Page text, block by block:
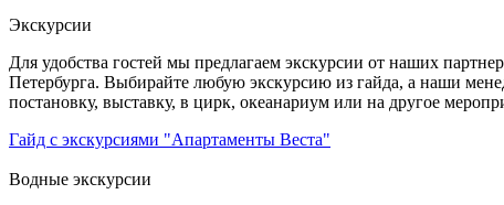
Экскурсии
Для удобства гостей мы предлагаем экскурсии от наших
Петербурга. Выбирайте любую экскурсию из гайда, а наши
постановку, выставку, в цирк, океанариум или на другое
Гайд с экскурсиями "Апартаменты Веста"
Водные экскурсии